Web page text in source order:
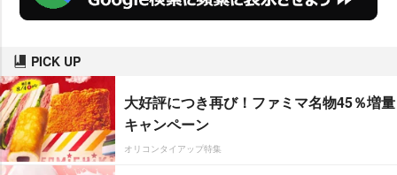
PICK UP
大好評につき再び！ファミマ名物45％増量
キャンペーン
オリコンタイアップ特集